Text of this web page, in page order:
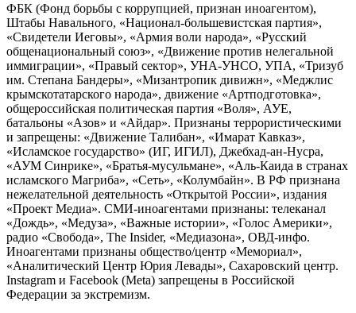
ФБК (Фонд борьбы с коррупцией, признан иноагентом),
Штабы Навального, «Национал-большевистская партия»,
«Свидетели Иеговы», «Армия воли народа», «Русский
общенациональный союз», «Движение против нелегальной
иммиграции», «Правый сектор», УНА-УНСО, УПА, «Тризуб
им. Степана Бандеры», «Мизантропик дивижн», «Меджлис
крымскотатарского народа», движение «Артподготовка»,
общероссийская политическая партия «Воля», АУЕ,
батальоны «Азов» и «Айдар». Признаны террористическими
и запрещены: «Движение Талибан», «Имарат Кавказ»,
«Исламское государство» (ИГ, ИГИЛ), Джебхад-ан-Нусра,
«АУМ Синрике», «Братья-мусульмане», «Аль-Каида в странах
исламского Магриба», «Сеть», «Колумбайн». В РФ признана
нежелательной деятельность «Открытой России», издания
«Проект Медиа». СМИ-иноагентами признаны: телеканал
«Дождь», «Медуза», «Важные истории», «Голос Америки»,
радио «Свобода», The Insider, «Медиазона», ОВД-инфо.
Иноагентами признаны общество/центр «Мемориал»,
«Аналитический Центр Юрия Левады», Сахаровский центр.
Instagram и Facebook (Metа) запрещены в Российской
Федерации за экстремизм.